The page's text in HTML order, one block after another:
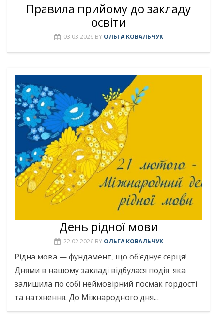
Правила прийому до закладу
освіти
03.03.2026 BY ОЛЬГА КОВАЛЬЧУК
День рідної мови
22.02.2026 BY ОЛЬГА КОВАЛЬЧУК
Рідна мова — фундамент, що об’єднує серця!
Днями в нашому закладі відбулася подія, яка
залишила по собі неймовірний посмак гордості
та натхнення. До Міжнародного дня…